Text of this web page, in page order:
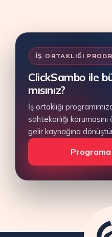
İŞ ORTAKLIĞI
ClickSambo ile
mısınız?
İş ortaklığı
sahtekarlığı
gelir kaynağına